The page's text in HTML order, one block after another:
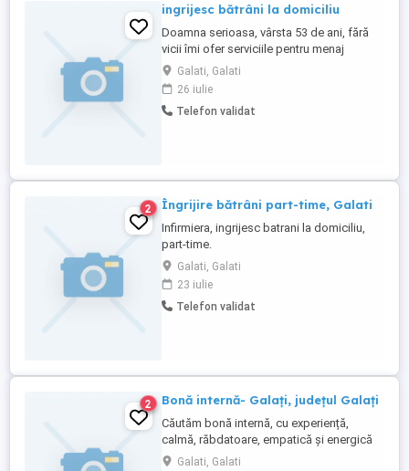
ingrijesc bătrâni la domiciliu
Doamna serioasa, vârsta 53 de ani, fără
vicii îmi ofer serviciile pentru menaj
bătrâni.
Galati, Galati
26 iulie
Telefon validat
2 Îngrijire bătrâni part-time, Galati
Infirmiera, ingrijesc batrani la domiciliu,
part-time.
Galati, Galati
23 iulie
Telefon validat
2 Bonă internă- Galați, județul Galați
Căutăm bonă internă, cu experiență,
calmă, răbdatoare, empatică și energică
pentru îngrijirea unui copil de 3a8l. Ne
Galati, Galati